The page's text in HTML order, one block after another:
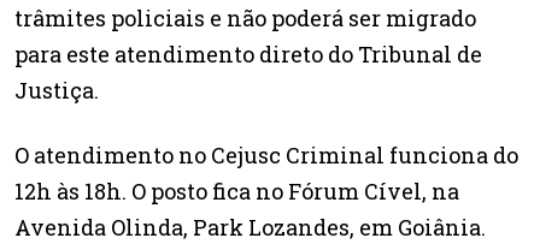
trâmites policiais e não poderá ser migrado
para este atendimento direto do Tribunal de
Justiça.
O atendimento no Cejusc Criminal funciona do
12h às 18h. O posto fica no Fórum Cível, na
Avenida Olinda, Park Lozandes, em Goiânia.